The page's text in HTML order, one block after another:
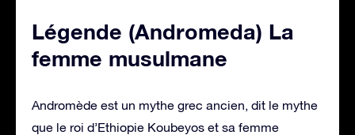
Légende (Andromeda) La
femme musulmane
Andromède est un mythe grec ancien, dit le mythe
que le roi d’Ethiopie Koubeyos et sa femme